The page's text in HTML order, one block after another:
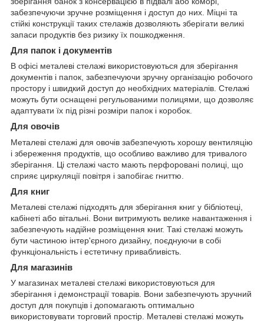
забезпечуючи зручне розміщення і доступ до них. Міцні та
стійкі конструкції таких стелажів дозволяють зберігати великі
запаси продуктів без ризику їх пошкодження.
Для папок і документів
В офісі металеві стелажі використовуються для зберігання
документів і папок, забезпечуючи зручну організацію робочого
простору і швидкий доступ до необхідних матеріалів. Стелажі
можуть бути оснащені регульованими полицями, що дозволяє
адаптувати їх під різні розміри папок і коробок.
Для овочів
Металеві стелажі для овочів забезпечують хорошу вентиляцію
і збереження продуктів, що особливо важливо для тривалого
зберігання. Ці стелажі часто мають перфоровані полиці, що
сприяє циркуляції повітря і запобігає гниттю.
Для книг
Металеві стелажі підходять для зберігання книг у бібліотеці,
кабінеті або вітальні. Вони витримують велике навантаження і
забезпечують надійне розміщення книг. Такі стелажі можуть
бути частиною інтер'єрного дизайну, поєднуючи в собі
функціональність і естетичну привабливість.
Для магазинів
У магазинах металеві стелажі використовуються для
зберігання і демонстрації товарів. Вони забезпечують зручний
доступ для покупців і допомагають оптимально
використовувати торговий простір. Металеві стелажі можуть